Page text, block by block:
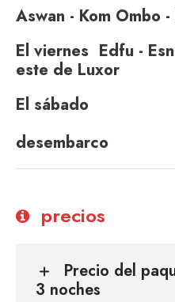
Aswan - Kom Ombo
El viernes Edfu -
este de Luxor
El sábado
desembarco
precios
Precio del
3 noches